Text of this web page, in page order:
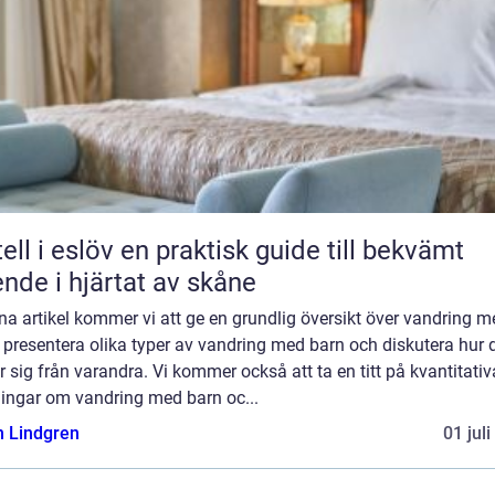
en praktisk guide till bekvämt
i hjärtat av skåne
artikel kommer vi att ge en grundlig översikt över vandring
presentera olika typer av vandring med barn och diskutera hur
sig från varandra. Vi kommer också att ta en titt på
om vandring med barn oc...
Lindgren
01 juli